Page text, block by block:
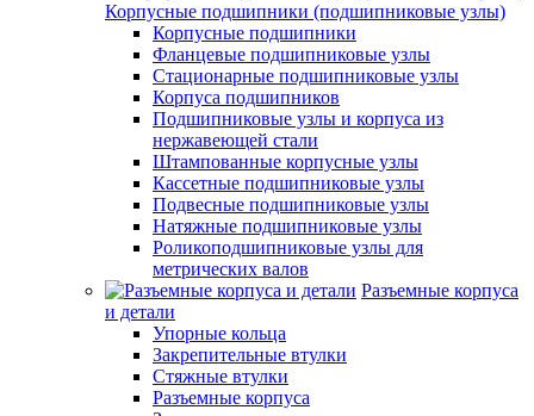
Корпусные подшипники (подшипниковые узлы)
Корпусные подшипники
Фланцевые подшипниковые узлы
Стационарные подшипниковые узлы
Корпуса подшипников
Подшипниковые узлы и корпуса из
нержавеющей стали
Штампованные корпусные узлы
Кассетные подшипниковые узлы
Подвесные подшипниковые узлы
Натяжные подшипниковые узлы
Роликоподшипниковые узлы для
метрических валов
Разъемные корпуса
и детали
Упорные кольца
Закрепительные втулки
Стяжные втулки
Разъемные корпуса